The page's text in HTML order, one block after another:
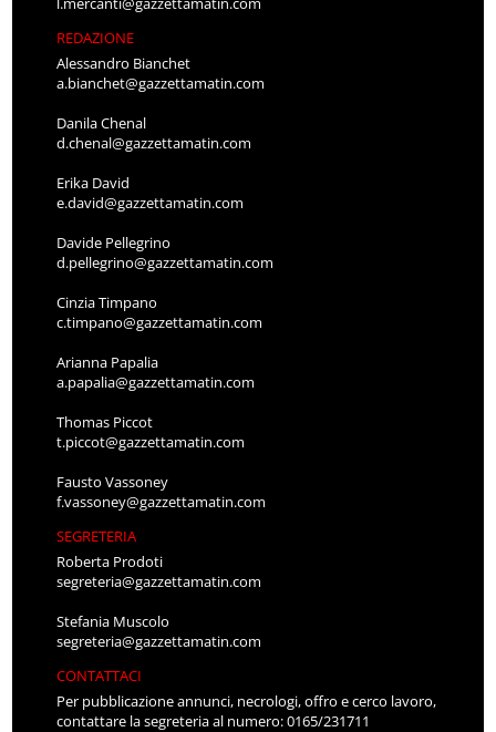
REDAZIONE
Alessandro Bianchet
a.bianchet@gazzettamatin.com
Danila Chenal
d.chenal@gazzettamatin.com
Erika David
e.david@gazzettamatin.com
Davide Pellegrino
d.pellegrino@gazzettamatin.com
Cinzia Timpano
c.timpano@gazzettamatin.com
Arianna Papalia
a.papalia@gazzettamatin.com
Thomas Piccot
t.piccot@gazzettamatin.com
Fausto Vassoney
f.vassoney@gazzettamatin.com
SEGRETERIA
Roberta Prodoti
segreteria@gazzettamatin.com
Stefania Muscolo
segreteria@gazzettamatin.com
CONTATTACI
Per pubblicazione annunci, necrologi, offro e cerco lavoro,
contattare la segreteria al numero: 0165/231711